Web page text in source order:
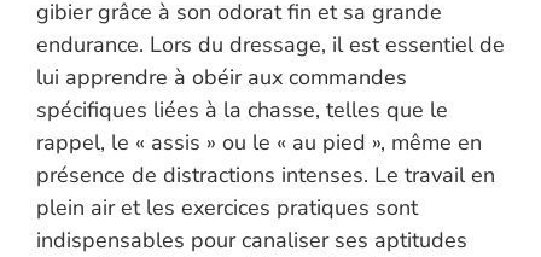
gibier grâce à son odorat fin et sa grande
endurance. Lors du dressage, il est essentiel de
lui apprendre à obéir aux commandes
spécifiques liées à la chasse, telles que le
rappel, le « assis » ou le « au pied », même en
présence de distractions intenses. Le travail en
plein air et les exercices pratiques sont
indispensables pour canaliser ses aptitudes